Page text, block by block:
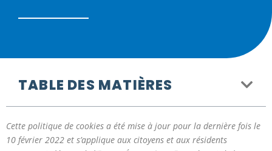
TABLE DES MATIÈRES
Cette politique de cookies a été mise à jour pour la dernière fois le
10 février 2022 et s’applique aux citoyens et aux résidents